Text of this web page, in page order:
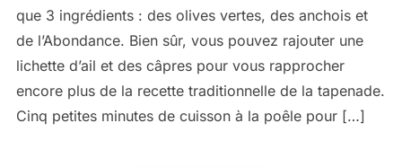
que 3 ingrédients : des olives vertes, des anchois et
de l’Abondance. Bien sûr, vous pouvez rajouter une
lichette d’ail et des câpres pour vous rapprocher
encore plus de la recette traditionnelle de la tapenade.
Cinq petites minutes de cuisson à la poêle pour […]